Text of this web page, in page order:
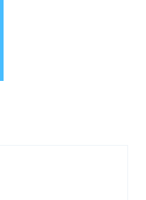
кончики пальцев